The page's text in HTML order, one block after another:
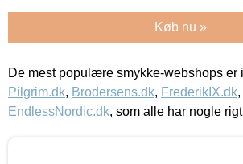
Køb nu »
De mest populære smykke-webshops er
Pilgrim.dk, Brodersens.dk, FrederikIX.dk,
EndlessNordic.dk, som alle har nogle